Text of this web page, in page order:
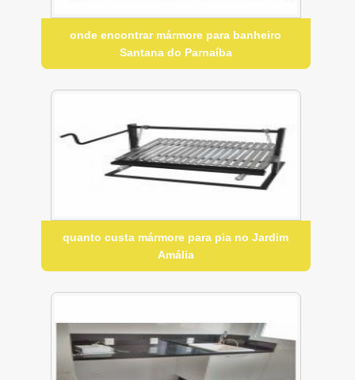
onde encontrar mármore para banheiro
Santana do Parnaíba
quanto custa mármore para pia no Jardim
Amália